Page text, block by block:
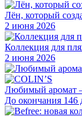
Лён, который
2 июня 2026
Коллекция для
2 июня 2026
Любимый аромат
До окончания 146